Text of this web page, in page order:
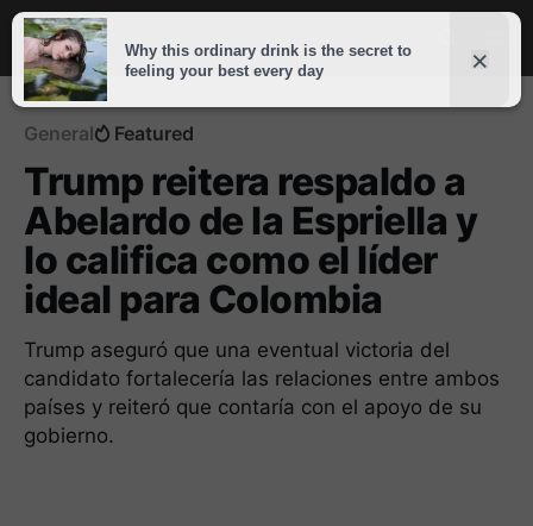
General Featured
Trump reitera respaldo a
Abelardo de la Espriella y
lo califica como el líder
ideal para Colombia
Trump aseguró que una eventual victoria del
candidato fortalecería las relaciones entre ambos
países y reiteró que contaría con el apoyo de su
gobierno.